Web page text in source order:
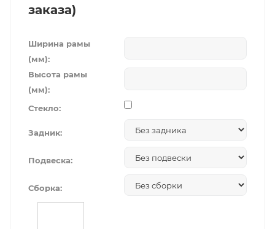
заказа)
Ширина рамы
(мм):
Высота рамы
(мм):
Стекло:
Задник:
Подвеска:
Сборка: